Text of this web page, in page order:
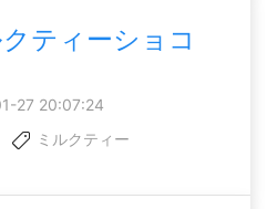
クティーショコ
27 20:07:24
ミルクティー